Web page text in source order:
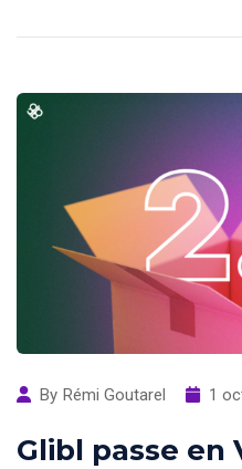
By Rémi Goutarel 1
Glibl passe en